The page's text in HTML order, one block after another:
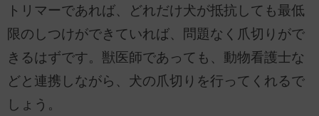
トリマーであれば、どれだけ犬が抵抗しても最低
限のしつけができていれば、問題なく爪切りがで
きるはずです。獣医師であっても、動物看護士な
どと連携しながら、犬の爪切りを行ってくれるで
しょう。